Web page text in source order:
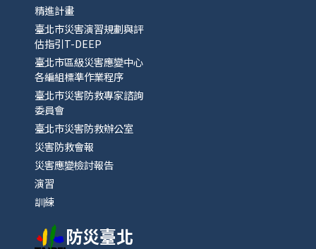
精進計畫
臺北市災害演習規劃與評
估指引T-DEEP
臺北市區級災害應變中心
各編組標準作業程序
臺北市災害防救專家諮詢
委員會
臺北市災害防救辦公室
災害防救會報
災害應變檢討報告
演習
訓練
防災臺北